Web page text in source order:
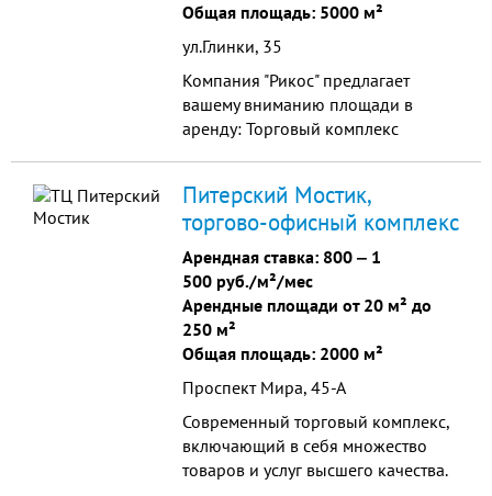
Общая площадь: 5000 м²
ул.Глинки, 35
Компания "Рикос" предлагает
вашему вниманию площади в
аренду: Торговый комплекс
в город автодорога Красноярск –
Березовка – Сосновоборск —
Железногорск. Комплекс состоит из
магазина и павильонов,
объединенных по товарным
группам. К торговой территории
примыкает складской комплекс, на
складские площади для хранения
товара.
Питерский Мостик,
торгово-офисный комплекс
Арендная ставка: 800 ‒ 1
500 руб./м²/мес
Арендные площади от 20 м² до
250 м²
Общая площадь: 2000 м²
Проспект Мира, 45-А
Современный торговый комплекс,
включающий в себя множество
товаров и услуг высшего качества.